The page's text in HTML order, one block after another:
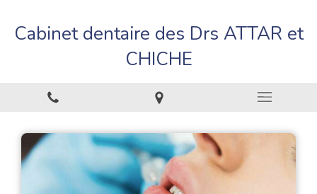
Cabinet dentaire des Drs ATTAR et
CHICHE